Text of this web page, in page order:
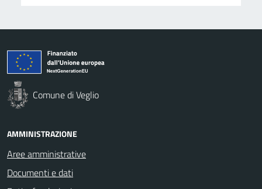
Comune di Veglio
AMMINISTRAZIONE
Aree amministrative
Documenti e dati